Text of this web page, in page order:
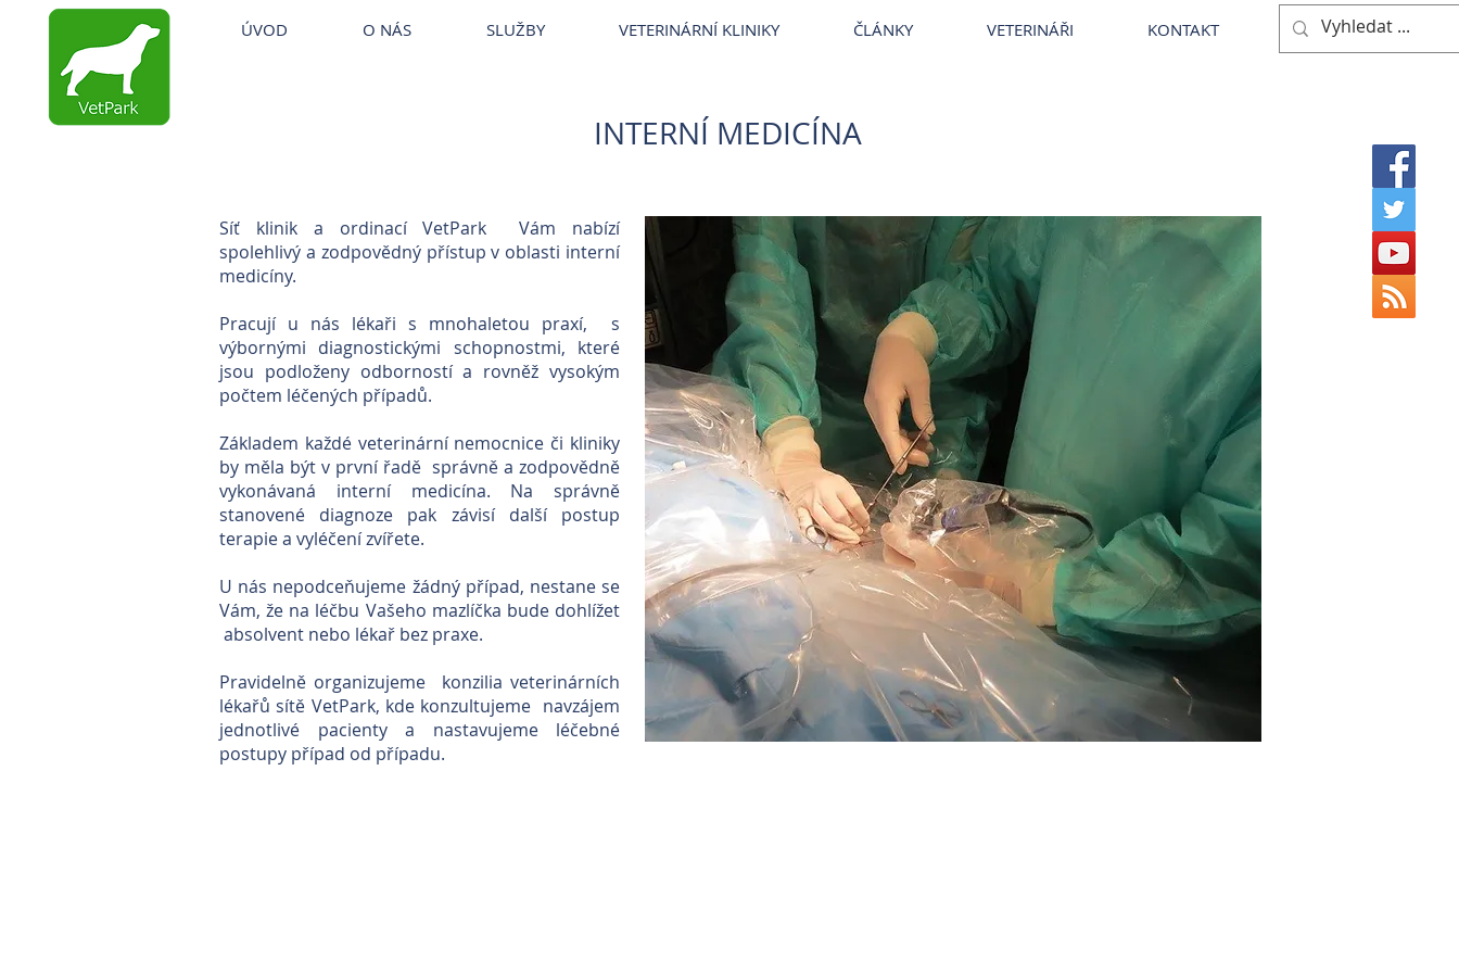
VETERINÁRNÍ ORDINACE
STARÁ BOLESLAV
ÚVOD O NÁS SLUŽBY VETERINÁRNÍ KLINIKY ČLÁNKY VETERINÁŘI KONTAKT
INTERNÍ MEDICÍNA
Síť klinik a ordinací VetPark Vám nabízí
spolehlivý a zodpovědný přístup v oblasti interní
medicíny.
Pracují u nás lékaři s mnohaletou praxí, s
výbornými diagnostickými schopnostmi, které
jsou podloženy odborností a rovněž vysokým
počtem léčených případů.
Základem každé veterinární nemocnice či kliniky
by měla být v první řadě správně a zodpovědně
vykonávaná interní medicína. Na správně
stanovené diagnoze pak závisí další postup
terapie a vyléčení zvířete.
U nás nepodceňujeme žádný případ, nestane se
Vám, že na léčbu Vašeho mazlíčka bude dohlížet
absolvent nebo lékař bez praxe.
Pravidelně organizujeme konzilia veterinárních
lékařů sítě VetPark, kde konzultujeme navzájem
jednotlivé pacienty a nastavujeme léčebné
postupy případ od případu.